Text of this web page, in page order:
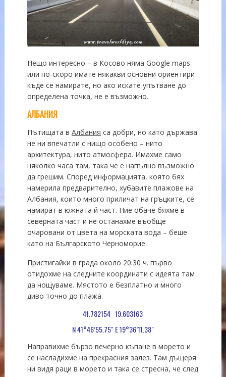
Нещо интересно – в Косово няма Google maps
или по-скоро имате някакви основни ориентири
къде се намирате, но ако искате упътване до
определена точка, не е възможно.
АЛБАНИЯ
Пътищата в Албания са добри, но като държава
не ни впечатли с нищо особено – нито
архитектура, нито атмосфера. Имахме само
няколко часа там, така че е напълно възможно
да грешим. Според информацията, която бях
намерила предварително, хубавите плажове на
Албания, които много приличат на гръцките, се
намират в южната й част. Ние обаче бяхме в
северната част и не останахме въобще
очаровани от цвета на морската вода – беше
като на Българското Черноморие.
Пристигайки в града около 20:30 ч. първо
отидохме на следните координати с идеята там
да нощуваме. Мястото е безплатно и много
диво точно до плажа.
41.782154 19.603163
N 41°46’55.75″ E 19°36’11.38″
Направихме бързо вечерно къпане в морето и
се насладихме на прекрасния залез. Там дъщеря
ни видя раци в морето и така се стресна, че след